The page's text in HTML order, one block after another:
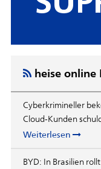
heise online
Cyberkrimineller
Cloud-Kunden
Weiterlesen
BYD: In Brasilien